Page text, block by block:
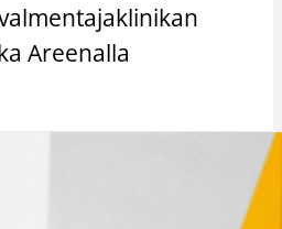
Areenalla